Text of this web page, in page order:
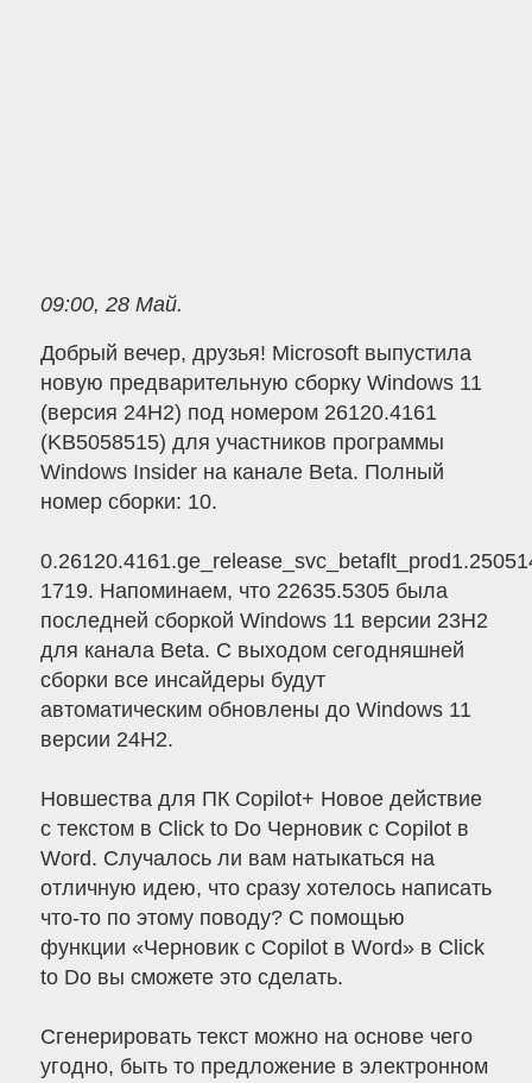
09:00, 28 Май.
Добрый вечер, друзья! Microsoft выпустила
новую предварительную сборку Windows 11
(версия 24H2) под номером 26120.4161
(KB5058515) для участников программы
Windows Insider на канале Beta. Полный
номер сборки: 10.
1719. Напоминаем, что 22635.5305 была
последней сборкой Windows 11 версии 23H2
для канала Beta. С выходом сегодняшней
сборки все инсайдеры будут
автоматическим обновлены до Windows 11
версии 24H2.
Новшества для ПК Copilot+ Новое действие
с текстом в Click to Do Черновик с Copilot в
Word. Случалось ли вам натыкаться на
отличную идею, что сразу хотелось написать
что-то по этому поводу? С помощью
функции «Черновик с Copilot в Word» в Click
to Do вы сможете это сделать.
Сгенерировать текст можно на основе чего
угодно, быть то предложение в электронном